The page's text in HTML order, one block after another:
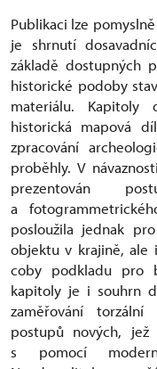
Publikaci lze
je shrnutí
základě dostupných
historické podoby
materiálu.
historická mapová
zpracování
proběhly. V
prezentován
a
posloužila jednak
objektu v krajině, ale
coby podkladu pro
kapitoly je i souhrn
zaměřování
postupů nových,
s pomocí